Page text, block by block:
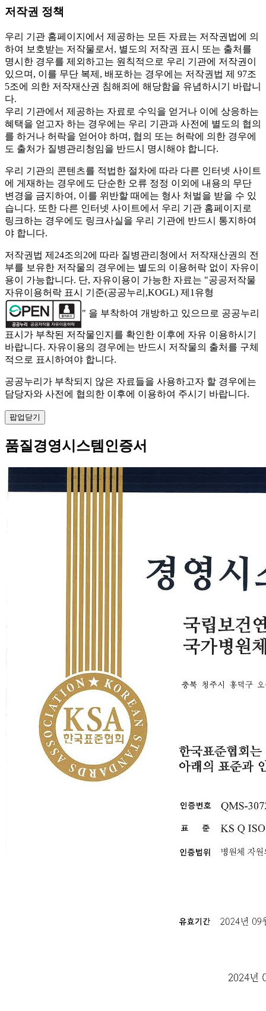
저작권 정책
우리 기관 홈페이지에서 제공하는 모든 자료는 저작권법에 의
하여 보호받는 저작물로서, 별도의 저작권 표시 또는 출처를
명시한 경우를 제외하고는 원칙적으로 우리 기관에 저작권이
있으며, 이를 무단 복제, 배포하는 경우에는 저작권법 제 97조
5조에 의한 저작재산권 침해죄에 해당함을 유념하시기 바랍니
다.
우리 기관에서 제공하는 자료로 수익을 얻거나 이에 상응하는
혜택을 얻고자 하는 경우에는 우리 기관과 사전에 별도의 협의
를 하거나 허락을 얻어야 하며, 협의 또는 허락에 의한 경우에
도 출처가 질병관리청임을 반드시 명시해야 합니다.
우리 기관의 콘텐츠를 적법한 절차에 따라 다른 인터넷 사이트
에 게재하는 경우에도 단순한 오류 정정 이외에 내용의 무단
변경을 금지하여, 이를 위반할 때에는 형사 처벌을 받을 수 있
습니다. 또한 다른 인터넷 사이트에서 우리 기관 홈페이지로
링크하는 경우에도 링크사실을 우리 기관에 반드시 통지하여
야 합니다.
저작권법 제24조의2에 따라 질병관리청에서 저작재산권의 전
부를 보유한 저작물의 경우에는 별도의 이용허락 없이 자유이
용이 가능합니다. 단, 자유이용이 가능한 자료는 "공공저작물
자유이용허락 표시 기준(공공누리,KOGL) 제1유형
" 을 부착하여 개방하고 있으므로 공공누리
표시가 부착된 저작물인지를 확인한 이후에 자유 이용하시기
바랍니다. 자유이용의 경우에는 반드시 저작물의 출처를 구체
적으로 표시하여야 합니다.
공공누리가 부착되지 않은 자료들을 사용하고자 할 경우에는
담당자와 사전에 협의한 이후에 이용하여 주시기 바랍니다.
팝업닫기
품질경영시스템인증서